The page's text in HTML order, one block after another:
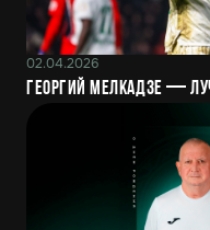
02.04.2026
Георгий Мелкадзе —